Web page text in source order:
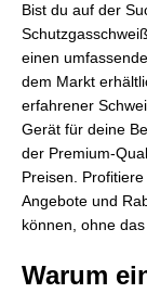
Bist du auf der
einen
dem Markt
erfahrener
Gerät für deine
der Premium-
Preisen.
Angebote und
können, ohne
Warum